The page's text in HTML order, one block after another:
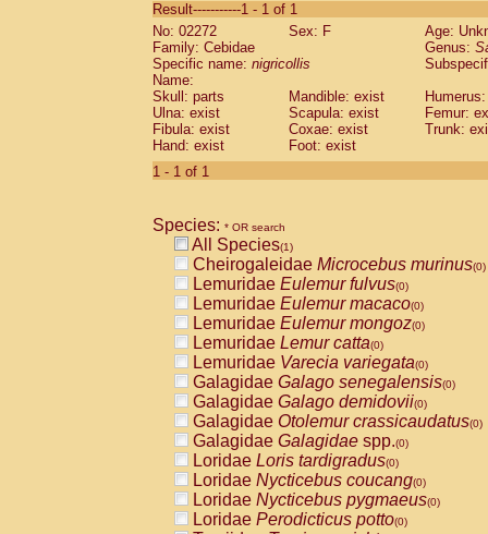
CebidaeSaguinus labiatus(0)
Cebidae Saguinus leucopus (0)
Cebidae
CebidaeSaguinus mystax
Cebidae Saguinus nigricollis (1)
Cebidae Saguinus oedipus
Cebidae Saguinus weddelli
Cebidae Saguinusspp.
Cebidae
CebidaeCebus capucinus
CebidaeCebus nigrivittatus
CebidaeCebus spp.(0)
CebidaeSaimiri boliviensis(0)
CebidaeSaimiri sciureus(0)
AtelidaeAlouatta caraya(0)
AtelidaeAlouatta fusca(0)
AtelidaeAlouatta seniculus(0)
AtelidaeAlouattaspp.(0)
AtelidaeAteles belzebuth(0)
AtelidaeAteles geoffroyi(0)
AtelidaeAteles paniscus(0)
AtelidaeAtelesspp.(0)
AtelidaeLagothrix lagothricha(0)
AtelidaeLagothrix lagothricha cana
PitheciidaeCacajao calvus
Result-----------1 - 1 of 1
No: 02272
Sex: F
Age:
Family: Cebidae
Genus:
Specific name: nigricollis
Name:
Skull: parts
Mandible: exist
Ulna: exist
Scapula: exist
Femur:
Fibula: exist
Coxae: exist
Trunk:
Hand: exist
Foot: exist
1 - 1 of 1
Species: * OR search
All Species(1)
Cheirogaleidae Microcebus murinus(0)
Lemuridae Eulemur fulvus(0)
Lemuridae Eulemur macaco(0)
Lemuridae Eulemur mongoz(0)
Lemuridae Lemur catta(0)
Lemuridae Varecia variegata(0)
Galagidae Galago senegalensis(0)
Galagidae Galago demidovii(0)
Galagidae Otolemur crassicaudatus(0)
Galagidae Galagidae spp.(0)
Loridae Loris tardigradus(0)
Loridae Nycticebus coucang(0)
Loridae Nycticebus pygmaeus(0)
Loridae Perodicticus potto(0)